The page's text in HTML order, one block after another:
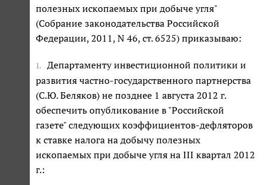
полезных ископаемых при добыче угля"
(Собрание законодательства Российской
Федерации, 2011, N 46, ст. 6525) приказываю:
1.
Департаменту инвестиционной политики и
развития частно-государственного партнерства
(С.Ю. Беляков) не позднее 1 августа 2012 г.
обеспечить опубликование в "Российской
газете" следующих коэффициентов-дефляторов
к ставке налога на добычу полезных
ископаемых при добыче угля на III квартал 2012
г.: